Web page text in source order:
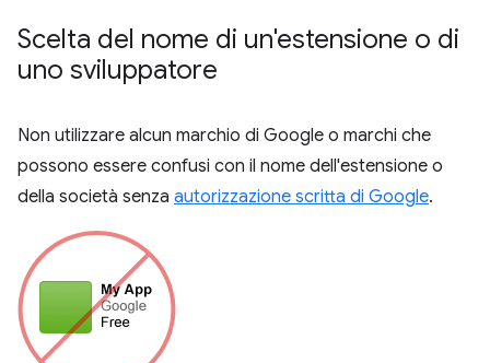
Scelta del nome di un'estensione o di
uno sviluppatore
Non utilizzare alcun marchio di Google o marchi che
possono essere confusi con il nome dell'estensione o
della società senza autorizzazione scritta di Google.